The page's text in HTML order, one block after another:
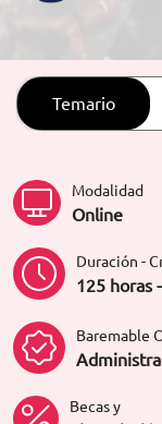
ORIENTACIÓN
Temario
Modalidad
Online
Duración -
125 horas
Baremable
Becas y